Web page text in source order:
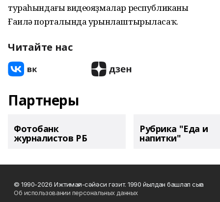
тураһындағы видеояҙмалар республиканың
Ғаилә порталында урынлаштырыласаҡ.
Читайте нас
Партнеры
Фотобанк
журналистов РБ
Рубрика "Еда и
напитки"
© 1990-2026 Ижтимағи-сәйәси гәзит. 1990 йылдан башлап сыға
Об использовании персональных данных